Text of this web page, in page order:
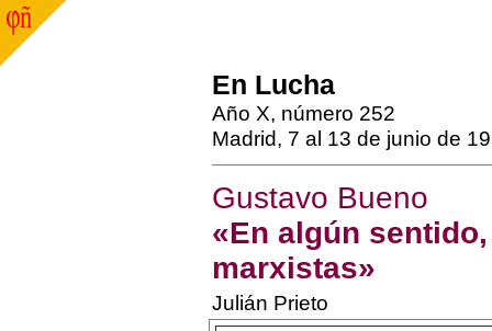
En Lucha
Año X, número 252
Madrid, 7 al 13 de junio de
Gustavo Bueno
«En algún
marxistas»
Julián Prieto